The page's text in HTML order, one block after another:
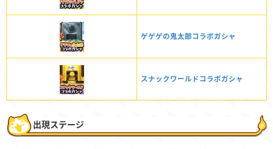
ゲゲゲの鬼太郎コラボガシャ
スナックワールドコラボガシャ
出現ステージ